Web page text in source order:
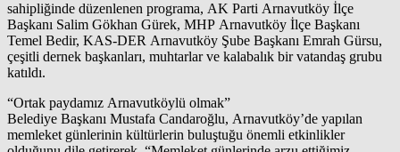
sahipliğinde düzenlenen programa, AK Parti Arnavutköy İlçe
Başkanı Salim Gökhan Gürek, MHP Arnavutköy İlçe Başkanı
Temel Bedir, KAS-DER Arnavutköy Şube Başkanı Emrah Gürsu,
çeşitli dernek başkanları, muhtarlar ve kalabalık bir vatandaş grubu
katıldı.
“Ortak paydamız Arnavutköylü olmak”
Belediye Başkanı Mustafa Candaroğlu, Arnavutköy’de yapılan
memleket günlerinin kültürlerin buluştuğu önemli etkinlikler